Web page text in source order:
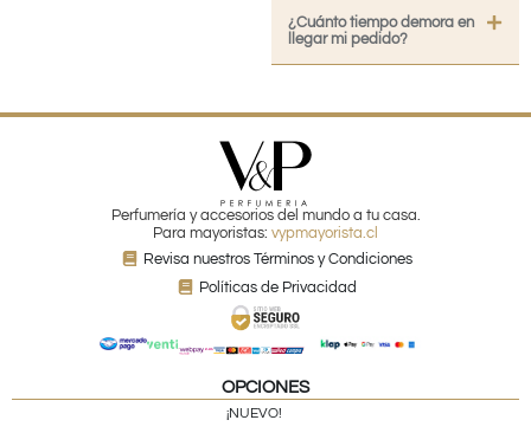
¿Cuánto tiempo demora en
llegar mi pedido?
Perfumería y accesorios del mundo a tu casa.
Para mayoristas: vypmayorista.cl
Revisa nuestros Términos y Condiciones
Políticas de Privacidad
OPCIONES
¡NUEVO!